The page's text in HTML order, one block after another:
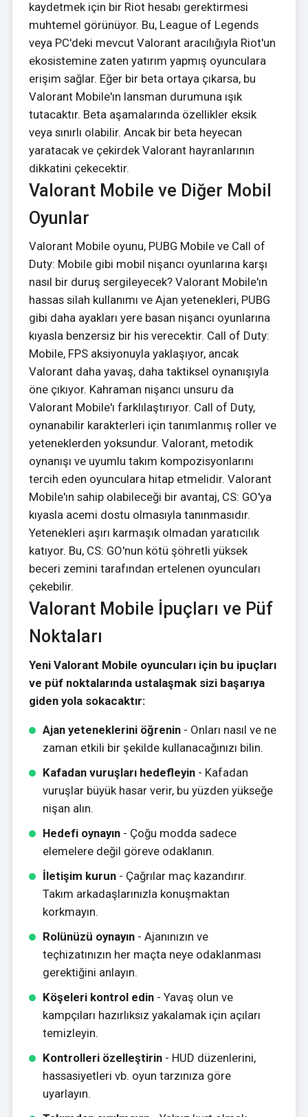
kaydetmek için bir Riot hesabı gerektirmesi
muhtemel görünüyor. Bu, League of Legends
veya PC'deki mevcut Valorant aracılığıyla Riot'un
ekosistemine zaten yatırım yapmış oyunculara
erişim sağlar. Eğer bir beta ortaya çıkarsa, bu
Valorant Mobile'ın lansman durumuna ışık
tutacaktır. Beta aşamalarında özellikler eksik
veya sınırlı olabilir. Ancak bir beta heyecan
yaratacak ve çekirdek Valorant hayranlarının
dikkatini çekecektir.
Valorant Mobile ve Diğer Mobil
Oyunlar
Valorant Mobile oyunu, PUBG Mobile ve Call of
Duty: Mobile gibi mobil nişancı oyunlarına karşı
nasıl bir duruş sergileyecek? Valorant Mobile'ın
hassas silah kullanımı ve Ajan yetenekleri, PUBG
gibi daha ayakları yere basan nişancı oyunlarına
kıyasla benzersiz bir his verecektir. Call of Duty:
Mobile, FPS aksiyonuyla yaklaşıyor, ancak
Valorant daha yavaş, daha taktiksel oynanışıyla
öne çıkıyor. Kahraman nişancı unsuru da
Valorant Mobile'ı farklılaştırıyor. Call of Duty,
oynanabilir karakterleri için tanımlanmış roller ve
yeteneklerden yoksundur. Valorant, metodik
oynanışı ve uyumlu takım kompozisyonlarını
tercih eden oyunculara hitap etmelidir. Valorant
Mobile'ın sahip olabileceği bir avantaj, CS: GO'ya
kıyasla acemi dostu olmasıyla tanınmasıdır.
Yetenekleri aşırı karmaşık olmadan yaratıcılık
katıyor. Bu, CS: GO'nun kötü şöhretli yüksek
beceri zemini tarafından ertelenen oyuncuları
çekebilir.
Valorant Mobile İpuçları ve Püf
Noktaları
Yeni Valorant Mobile oyuncuları için bu ipuçları
ve püf noktalarında ustalaşmak sizi başarıya
giden yola sokacaktır:
Ajan yeteneklerini öğrenin- Onları nasıl ve ne
zaman etkili bir şekilde kullanacağınızı bilin.
Kafadan vuruşları hedefleyin- Kafadan
vuruşlar büyük hasar verir, bu yüzden yükseğe
nişan alın.
Hedefi oynayın- Çoğu modda sadece
elemelere değil göreve odaklanın.
İletişim kurun- Çağrılar maç kazandırır.
Takım arkadaşlarınızla konuşmaktan
korkmayın.
Rolünüzü oynayın- Ajanınızın ve
teçhizatınızın her maçta neye odaklanması
gerektiğini anlayın.
Köşeleri kontrol edin- Yavaş olun ve
kampçıları hazırlıksız yakalamak için açıları
temizleyin.
Kontrolleri özelleştirin- HUD düzenlerini,
hassasiyetleri vb. oyun tarzınıza göre
uyarlayın.